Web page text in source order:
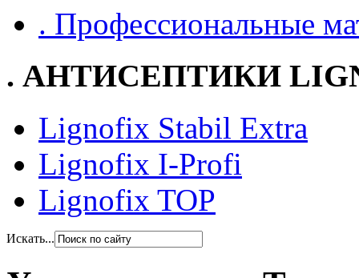
. Профессиональные
. АНТИСЕПТИКИ
Lignofix Stabil Extra
Lignofix I-Profi
Lignofix TOP
Искать...